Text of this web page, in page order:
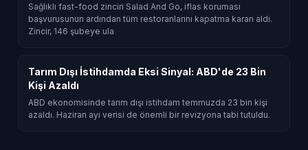
Sağlıklı fast-food zinciri Salad And Go, iflas koruması
başvurusunun ardından tüm restoranlarını kapatma kararı aldı.
Zincir, 146 şubeye ula
Tarım Dışı İstihdamda Eksi Sinyal: ABD'de 23 Bin
Kişi Azaldı
ABD ekonomisinde tarım dışı istihdam temmuzda 23 bin kişi
azaldı. Haziran ayı verisi de önemli bir revizyona tabi tutuldu.